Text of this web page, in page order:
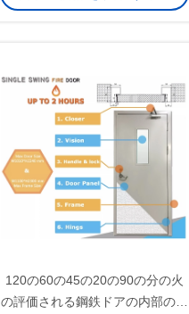
120の60の45の20の90の分の火
の評価される鋼鉄ドアの内部の耐